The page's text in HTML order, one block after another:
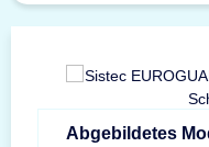
Abgebildetes